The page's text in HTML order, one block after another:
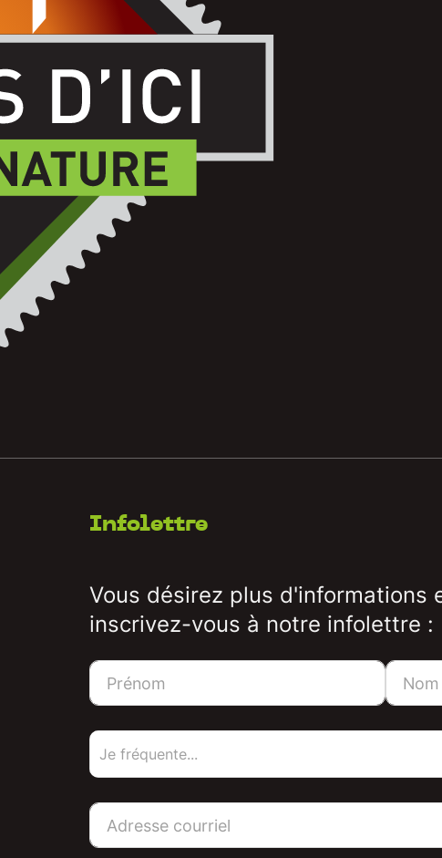
Infolettre
Vous désirez plus d'informations
inscrivez-vous à notre infolettre :